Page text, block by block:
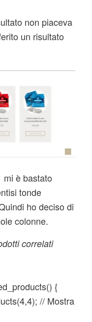
non piaceva
un risultato
è bastato
tonde
ho deciso di
colonne.
correlati
{
// Mostra